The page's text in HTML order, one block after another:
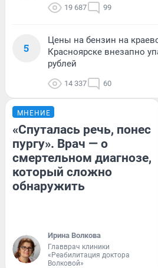
19 687 99
5
Цены на бензин на
Красноярске внезапно
рублей
14 337 60
МНЕНИЕ
«Спуталась речь, понес
пургу». Врач — о
смертельном диагнозе,
который сложно
обнаружить
Ирина Волкова
Главврач клиники
«Реабилитация доктора
Волковой»